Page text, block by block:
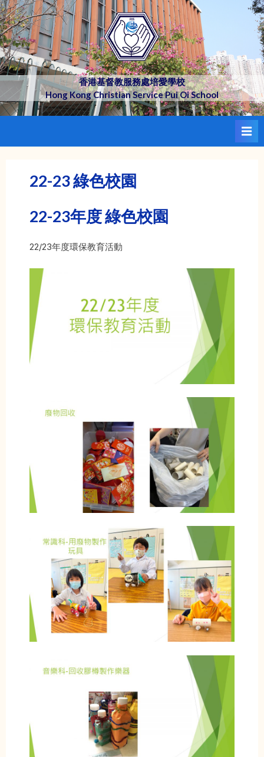
Skip
to
content
香港基督教服務處培愛學校
Hong Kong Christian Service Pui Oi School
22-23 綠色校園
22-23年度 綠色校園
22/23年度環保教育活動